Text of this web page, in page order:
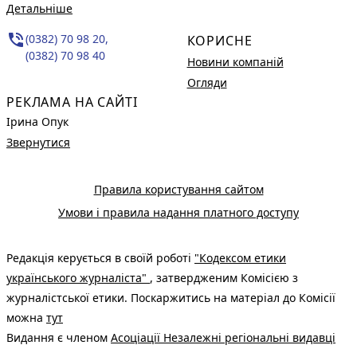
Детальніше
phone_in_talk(0382) 70 98 20,
(0382) 70 98 40
РЕКЛАМА НА САЙТІ
Ірина Опук
Звернутися
КОРИСНЕ
Новини компаній
Огляди
Правила користування сайтом
Умови і правила надання платного доступу
Редакція керується в своїй роботі "Кодексом етики
українського журналіста" , затвердженим Комісією з
журналістської етики. Поскаржитись на матеріал до Комісії
можна тут
Видання є членом Асоціації Незалежні регіональні видавці